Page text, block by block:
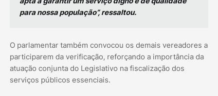
para nossa população”, ressaltou.
O parlamentar também convocou os demais vereadores a
participarem da verificação, reforçando a importância da
atuação conjunta do Legislativo na fiscalização dos
serviços públicos essenciais.